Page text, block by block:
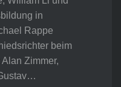
in
Rappe
beim
Zimmer,